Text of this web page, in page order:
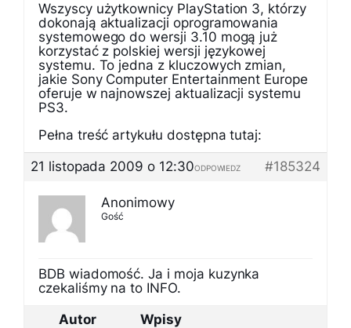
Wszyscy użytkownicy PlayStation 3, którzy
dokonają aktualizacji oprogramowania
systemowego do wersji 3.10 mogą już
korzystać z polskiej wersji językowej
systemu. To jedna z kluczowych zmian,
jakie Sony Computer Entertainment Europe
oferuje w najnowszej aktualizacji systemu
PS3.
Pełna treść artykułu dostępna tutaj:
21 listopada 2009 o 12:30
#185324
ODPOWIEDZ
Anonimowy
Gość
BDB wiadomość. Ja i moja kuzynka
czekaliśmy na to INFO.
Autor
Wpisy